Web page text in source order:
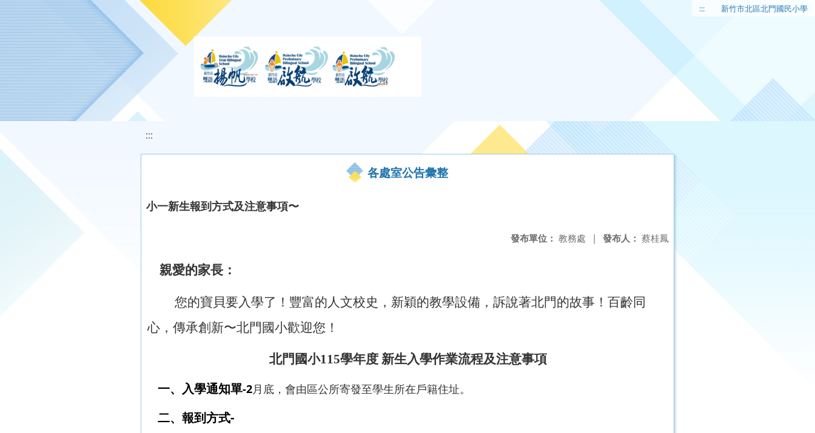
移至網頁之主要內容區位置 ::: 新竹市北區北門國民小學
:::
各處室公告彙整
小一新生報到方式及注意事項〜
發布人： 蔡桂鳳
發布單位： 教務處 |
親愛的家長：
您的寶貝要入學了！豐富的人文校史，新穎的教學設備，訴說著北門的故事！百齡同
心，傳承創新〜北門國小歡迎您！
北門國小115學年度 新生入學作業流程及注意事項
一、入學通知單-2月底，會由區公所寄發至學生所在戶籍住址。
二、報到方式-